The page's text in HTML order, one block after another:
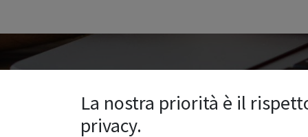
La nostra priorità è il
privacy.